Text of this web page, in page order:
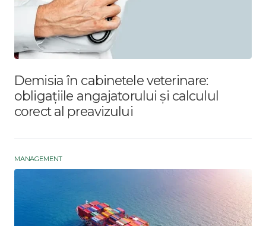
Demisia în cabinetele veterinare:
obligațiile angajatorului și calculul
corect al preavizului
MANAGEMENT